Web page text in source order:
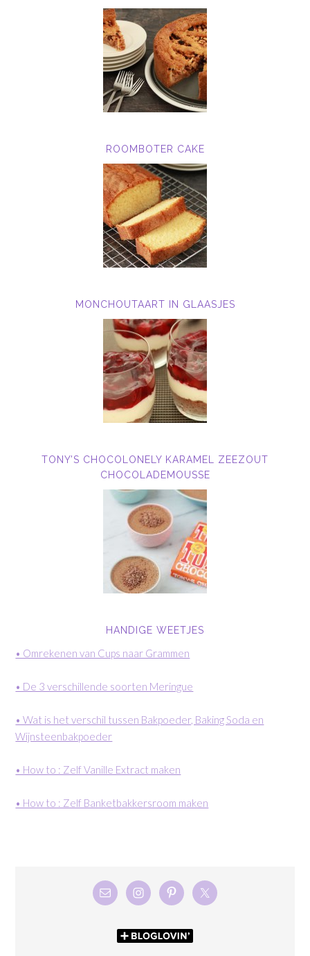
ROOMBOTER CAKE
MONCHOUTAART IN GLAASJES
TONY’S CHOCOLONELY KARAMEL ZEEZOUT
CHOCOLADEMOUSSE
HANDIGE WEETJES
• Omrekenen van Cups naar Grammen
• De 3 verschillende soorten Meringue
• Wat is het verschil tussen Bakpoeder, Baking Soda en
Wijnsteenbakpoeder
• How to : Zelf Vanille Extract maken
• How to : Zelf Banketbakkersroom maken